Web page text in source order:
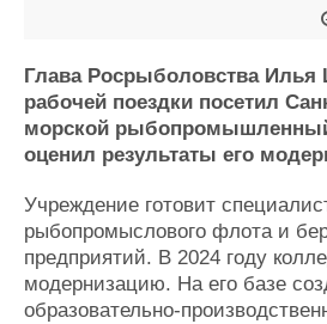
Журнал
Реклама
Выставки и семинары
Личности
Словарь
Все
Глава Росрыболовства Илья
рабочей поездки посетил
морской
оценил результаты его
Учреждение готовит
рыбопромыслового флота и
предприятий. В 2024 году
модернизацию. На его базе
образовательно-